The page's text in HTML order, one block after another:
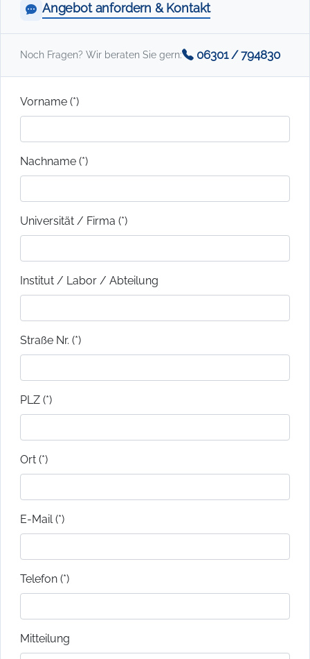
Angebot anfordern & Kontakt
Noch Fragen? Wir beraten Sie gern: 06301 / 794830
Vorname (*)
Nachname (*)
Universität / Firma (*)
Institut / Labor / Abteilung
Straße Nr. (*)
PLZ (*)
Ort (*)
E-Mail (*)
Telefon (*)
Mitteilung